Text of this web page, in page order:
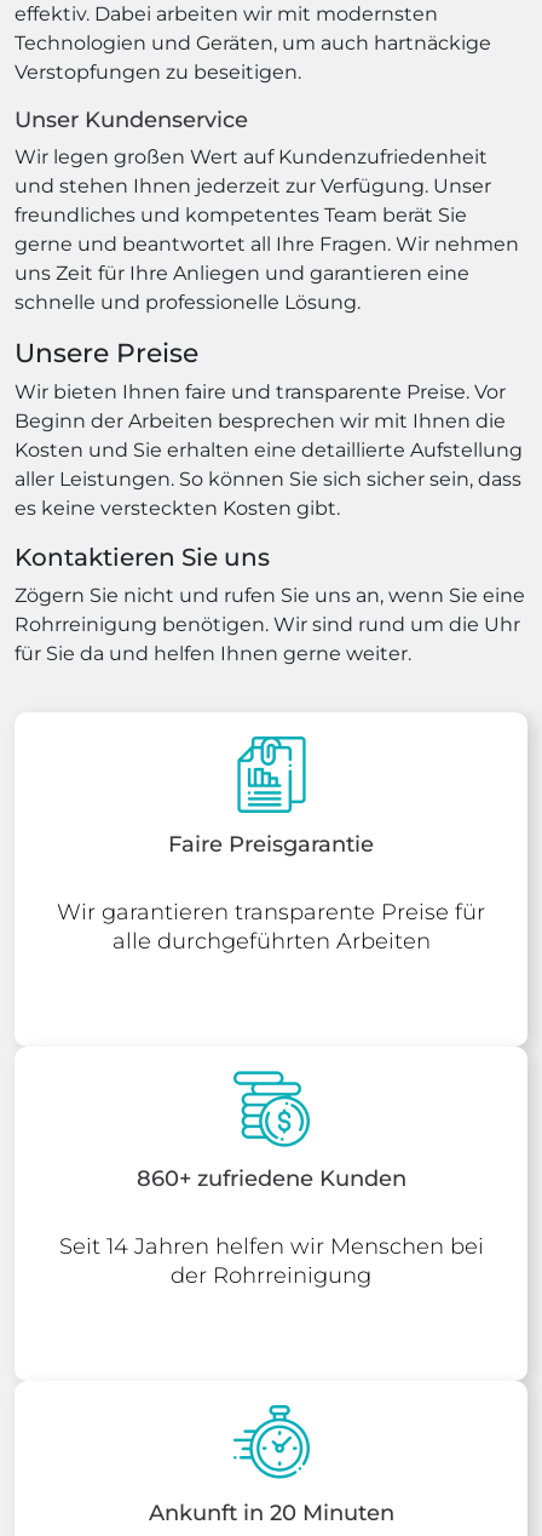
effektiv. Dabei arbeiten wir mit modernsten
Technologien und Geräten, um auch hartnäckige
Verstopfungen zu beseitigen.
Unser Kundenservice
Wir legen großen Wert auf Kundenzufriedenheit
und stehen Ihnen jederzeit zur Verfügung. Unser
freundliches und kompetentes Team berät Sie
gerne und beantwortet all Ihre Fragen. Wir nehmen
uns Zeit für Ihre Anliegen und garantieren eine
schnelle und professionelle Lösung.
Unsere Preise
Wir bieten Ihnen faire und transparente Preise. Vor
Beginn der Arbeiten besprechen wir mit Ihnen die
Kosten und Sie erhalten eine detaillierte Aufstellung
aller Leistungen. So können Sie sich sicher sein, dass
es keine versteckten Kosten gibt.
Kontaktieren Sie uns
Zögern Sie nicht und rufen Sie uns an, wenn Sie eine
Rohrreinigung benötigen. Wir sind rund um die Uhr
für Sie da und helfen Ihnen gerne weiter.
Faire Preisgarantie
Wir garantieren transparente Preise für
alle durchgeführten Arbeiten
860+ zufriedene Kunden
Seit 14 Jahren helfen wir Menschen bei
der Rohrreinigung
Ankunft in 20 Minuten